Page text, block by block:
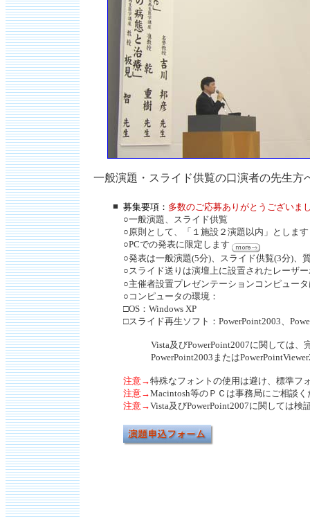
一般演題・スライド供覧の口演者の先生方
■ 募集要項： 多数のご応募ありがとうございま
○一般演題、スライド供覧
○原則として、「１施設２演題以内」とします
○PCでの発表に限定します
○発表は一般演題(5分)、スライド供覧(3分)、
○スライド送りは演壇上に設置されたレーザ
○主催者設置プレゼンテーションコンピュー
○コンピュータの環境：
□OS：Windows XP
□スライド再生ソフト：PowerPoint2003、
Vista及びPowerPoint2007に関しては
PowerPoint2003または
注意→特殊なフォントの使用は避け、標準フ
注意→Macintosh等のＰＣは事務局にご相談く
注意→Vista及びPowerPoint2007に関しては検